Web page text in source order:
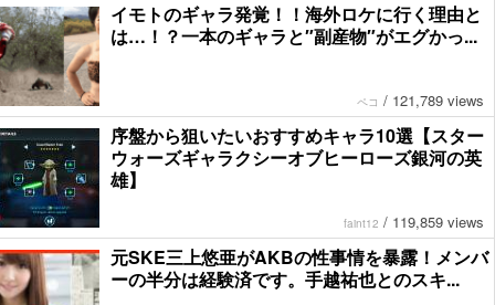
イモトのギャラ発覚！！海外ロケに行く理由と
は…！？一本のギャラと″副産物″がエグかっ...
ペコ / 121,789 views
序盤から狙いたいおすすめキャラ10選【スター
ウォーズギャラクシーオブヒーローズ銀河の英
雄】
faint12 / 119,859 views
元SKE三上悠亜がAKBの性事情を暴露！メンバ
ーの半分は経験済です。手越祐也とのスキ...